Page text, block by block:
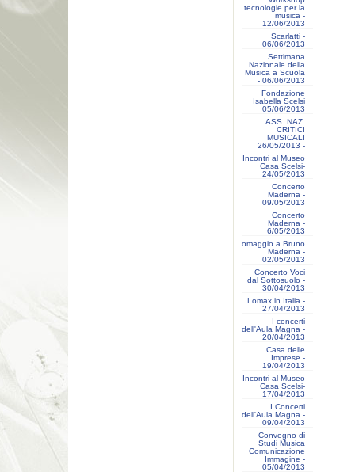
tecnologie per la
musica -
12/06/2013
Scarlatti -
06/06/2013
Settimana
Nazionale della
Musica a Scuola
- 06/06/2013
Fondazione
Isabella Scelsi
05/06/2013
ASS. NAZ.
CRITICI
MUSICALI
26/05/2013 -
Incontri al Museo
Casa Scelsi-
24/05/2013
Concerto
Maderna -
09/05/2013
Concerto
Maderna -
6/05/2013
omaggio a Bruno
Maderna -
02/05/2013
Concerto Voci
dal Sottosuolo -
30/04/2013
Lomax in Italia -
27/04/2013
I concerti
dell'Aula Magna -
20/04/2013
Casa delle
Imprese -
19/04/2013
Incontri al Museo
Casa Scelsi-
17/04/2013
I Concerti
dell'Aula Magna -
09/04/2013
Convegno di
Studi Musica
Comunicazione
Immagine -
05/04/2013